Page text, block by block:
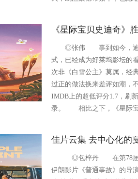
《星际宝贝史迪奇》
◎张伟 事到如今，迪士
式，已经成为好莱坞影坛的
次非《白雪公主》莫属，经
过正的做法换来差评如潮，
IMDB上的超低评分1.7，刷
录。 相比之下，《星际宝
佳片云集 去中心化的
◎包梓丹 在第78届戛
伊朗影片《普通事故》的导